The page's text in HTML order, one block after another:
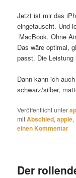
Jetzt ist mir das
eingetauscht. Und
MacBook. Ohne
Das wäre optimal,
passt. Die Leistung
Dann kann ich
schwarz/silber,
Veröffentlicht unter
mitAbschied,apple,
einen Kommentar
Der